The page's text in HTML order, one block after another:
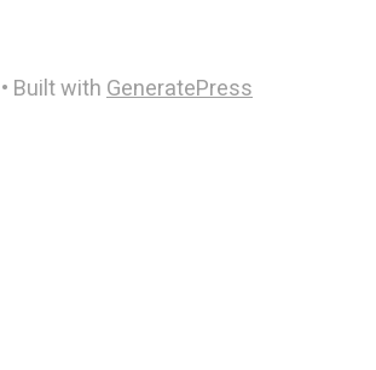
• Built withGeneratePress